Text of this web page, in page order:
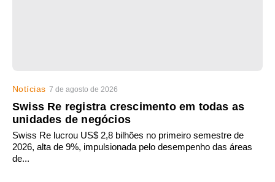
Notícias 7 de agosto de 2026
Swiss Re registra crescimento em todas as
unidades de negócios
Swiss Re lucrou US$ 2,8 bilhões no primeiro semestre de
2026, alta de 9%, impulsionada pelo desempenho das áreas
de...